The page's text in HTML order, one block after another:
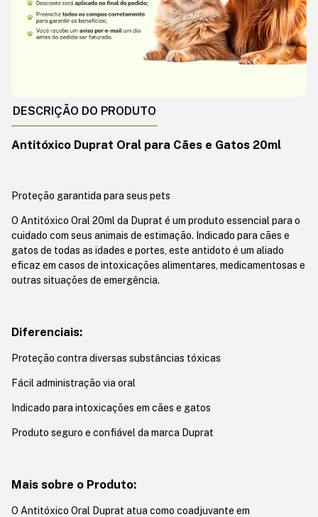
DESCRIÇÃO DO PRODUTO
Antitóxico Duprat Oral para Cães e Gatos 20ml
Proteção garantida para seus pets
O Antitóxico Oral 20ml da Duprat é um produto essencial para o
cuidado com seus animais de estimação. Indicado para cães e
gatos de todas as idades e portes, este antidoto é um aliado
eficaz em casos de intoxicações alimentares, medicamentosas e
outras situações de emergência.
Diferenciais:
Proteção contra diversas substâncias tóxicas
Fácil administração via oral
Indicado para intoxicações em cães e gatos
Produto seguro e confiável da marca Duprat
Mais sobre o Produto:
O Antitóxico Oral Duprat atua como coadjuvante em